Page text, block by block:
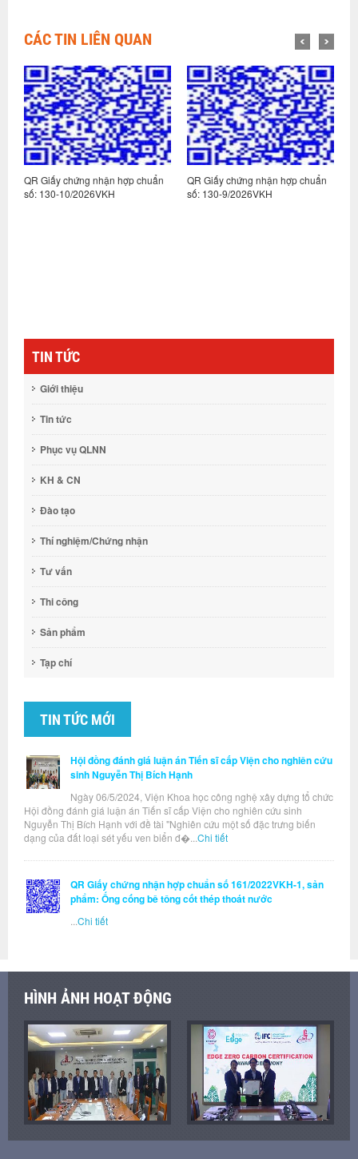
CÁC TIN LIÊN QUAN
QR Giấy chứng nhận hợp chuẩn
số: 130-10/2026VKH
QR Giấy chứng nhận hợp chuẩn
số: 130-9/2026VKH
TIN TỨC
Giới thiệu
Tin tức
Phục vụ QLNN
KH & CN
Đào tạo
Thí nghiệm/Chứng nhận
Tư vấn
Thi công
Sản phẩm
Tạp chí
TIN TỨC MỚI
Hội đồng đánh giá luận án Tiến sĩ cấp Viện cho nghiên cứu
sinh Nguyễn Thị Bích Hạnh
Ngày 06/5/2024, Viện Khoa học công nghệ xây dựng tổ chức
Hội đồng đánh giá luận án Tiến sĩ cấp Viện cho nghiên cứu sinh
Nguyễn Thị Bích Hạnh với đề tài "Nghiên cứu một số đặc trưng biến
dạng của đất loại sét yếu ven biển đ�... Chi tiết
QR Giấy chứng nhận hợp chuẩn số 161/2022VKH-1, sản
phẩm: Ống cống bê tông cốt thép thoát nước
Chi tiết
HÌNH ẢNH HOẠT ĐỘNG